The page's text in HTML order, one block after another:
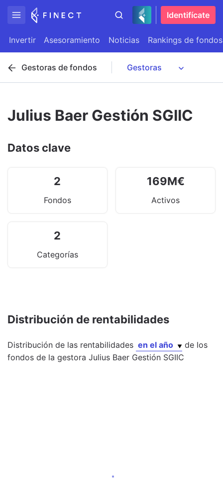
Identifícate
Invertir Asesoramiento Noticias Rankings de fondos
Gestoras de fondos
Julius Baer Gestión SGIIC
Datos clave
2
Fondos
169M€
Activos
2
Categorías
Distribución de rentabilidades
Distribución de las rentabilidades en el año
de los
fondos de la gestora Julius Baer Gestión SGIIC